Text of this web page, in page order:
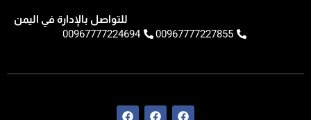
للتواصل بالإدارة في اليمن
00967777227855
00967777224694
F
F
F